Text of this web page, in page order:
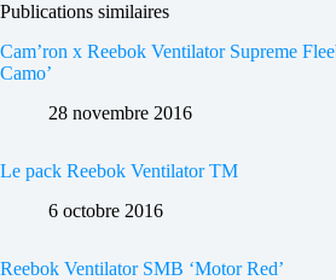
Publications similaires
Cam’ron x Reebok Ventilator Supreme
Camo’
28 novembre 2016
Le pack Reebok Ventilator TM
6 octobre 2016
Reebok Ventilator SMB ‘Motor Red’